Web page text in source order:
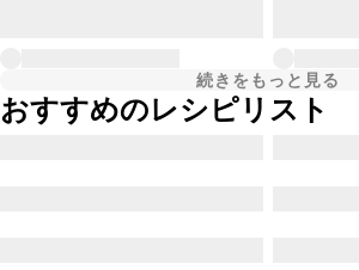
続きをもっと見る
おすすめのレシピリスト